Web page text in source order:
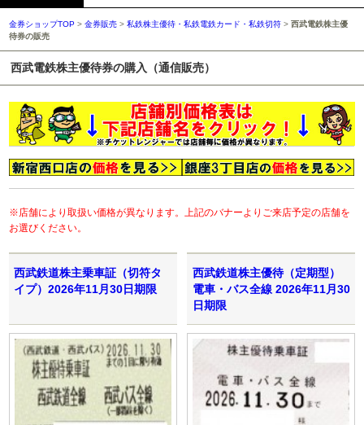
金券ショップTOP >金券販売 >私鉄株主優待・私鉄電鉄カード・私鉄切符 >西武電鉄株主優
待券の販売
西武電鉄株主優待券の購入（通信販売）
※店舗により取扱い価格が異なります。上記のバナーよりご来店予定の店舗を
お選びください。
西武鉄道株主乗車証（切符タ
イプ）2026年11月30日期限
西武鉄道株主優待（定期型）
電車・バス全線 2026年11月30
日期限